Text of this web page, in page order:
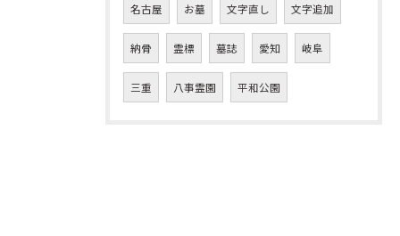
名古屋 お墓 文字直し 文字追加
納骨 霊標 墓誌 愛知 岐阜
三重 八事霊園 平和公園